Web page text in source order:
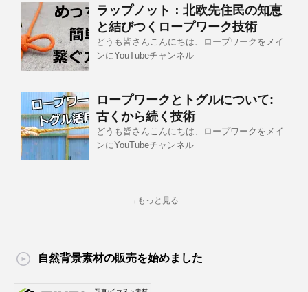
ラップノット：北欧先住民の知恵
と結びつくロープワーク技術
どうも皆さんこんにちは、ロープワークをメイ
ンにYouTubeチャンネル
ロープワークとトグルについて:
古くから続く技術
どうも皆さんこんにちは、ロープワークをメイ
ンにYouTubeチャンネル
→もっと見る
自然背景素材の販売を始めました